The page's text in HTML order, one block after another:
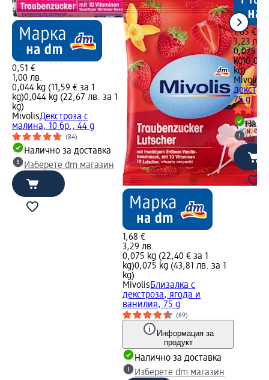
0,51 €
1,00 лв.
0,044 kg (11,59 € за 1
kg)0,044 kg (22,67 лв. за 1
kg)
MivolisДекстроза с
малина, 10 бр., 44 g
(84)
Налично за доставка
Изберете dm магазин
1,68 €
3,29 лв.
0,075 kg (22,40 € за 1
kg)0,075 kg (43,81 лв. за 1
kg)
MivolisБлизалка с
декстроза, ягода и
ванилия, 75 g
(89)
Информация за
продукт
Налично за доставка
Изберете dm магазин
1,65 €
3,23 лв.
0,075 kg
kg)0,075
kg)
Mivolis
75 g